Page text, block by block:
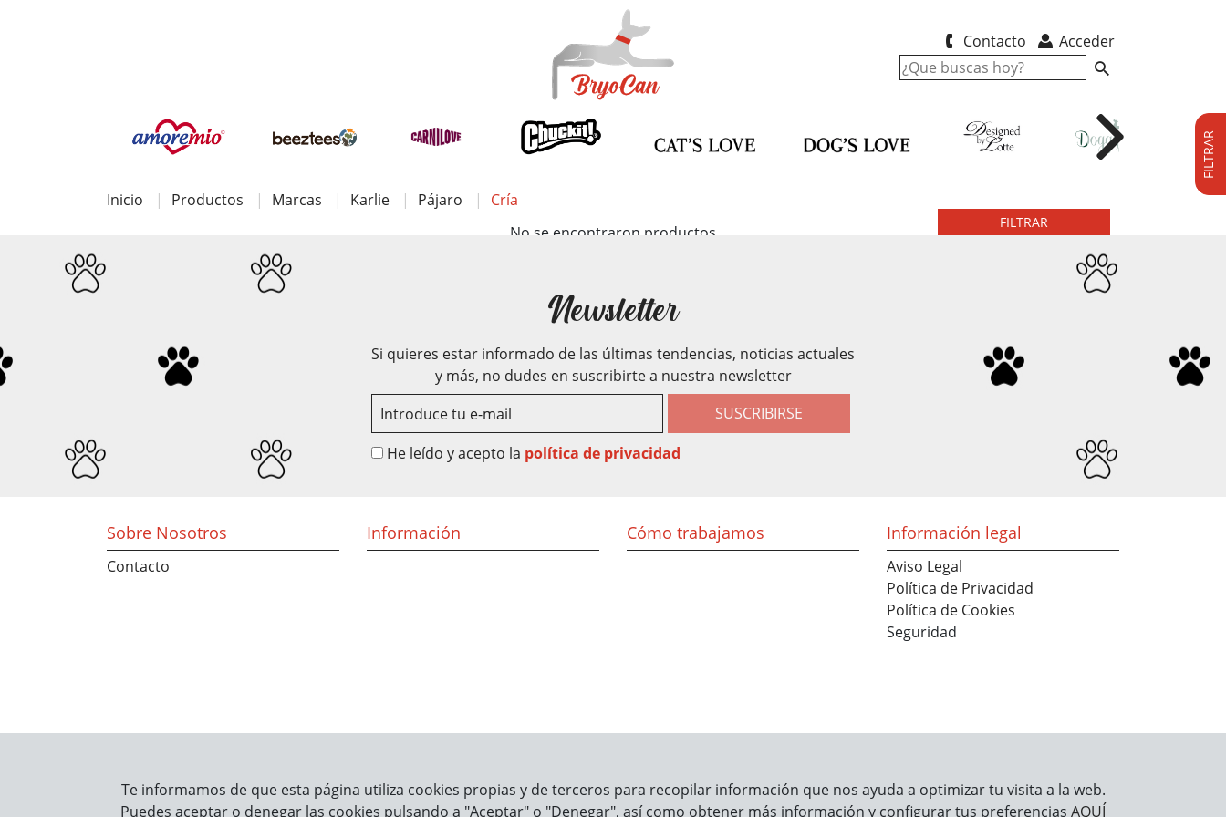
Contacto Acceder
Inicio Productos Marcas Karlie Pájaro
Cría
No se encontraron productos
FILTRAR
FILTRAR
Newsletter
Si quieres estar informado de las últimas tendencias, noticias actuales
y más, no dudes en suscribirte a nuestra newsletter
SUSCRIBIRSE
He leído y acepto la política de privacidad
Sobre Nosotros
Contacto
Información Cómo trabajamos Información legal
Aviso Legal
Política de Privacidad
Política de Cookies
Seguridad
Te informamos de que esta página utiliza cookies propias y de terceros para recopilar información que nos ayuda a optimizar tu visita a la web.
Puedes aceptar o denegar las cookies pulsando a "Aceptar" o "Denegar", así como obtener más información y configurar tus preferencias AQUÍ